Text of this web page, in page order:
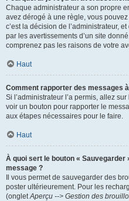
Chaque administrateur a son propre
avez dérogé à une règle, vous
c’est la décision de l’administrateur,
par les avertissements d’un site
comprenez pas les raisons de votre
Haut
Comment rapporter des messages
Si l’administrateur l’a permis, allez
voir un bouton pour rapporter le
aux étapes nécessaires pour le faire.
Haut
À quoi sert le bouton « Sauvegarder
message ?
Il vous permet de sauvegarder des
poster ultérieurement. Pour les
(ongletAperçu --> Gestion des